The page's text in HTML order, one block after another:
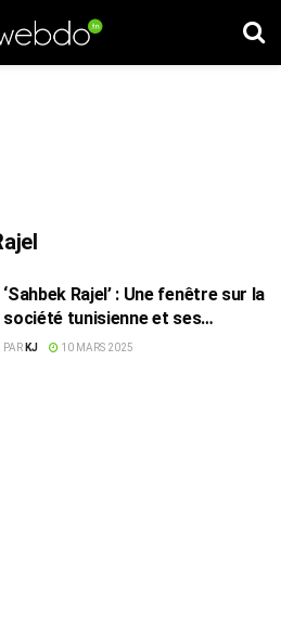
‘Sahbek Rajel’ : Une fenêtre sur la
société tunisienne et ses
contradictions
PAR KJ 10 MARS 2025